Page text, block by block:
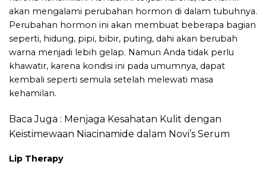
akan mengalami perubahan hormon di dalam tubuhnya.
Perubahan hormon ini akan membuat beberapa bagian
seperti, hidung, pipi, bibir, puting, dahi akan berubah
warna menjadi lebih gelap. Namun Anda tidak perlu
khawatir, karena kondisi ini pada umumnya, dapat
kembali seperti semula setelah melewati masa
kehamilan.
Baca Juga : Menjaga Kesahatan Kulit dengan
Keistimewaan Niacinamide dalam Novi’s Serum
Lip Therapy